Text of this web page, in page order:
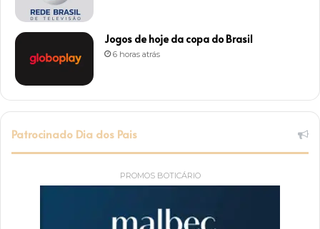
Jogos de hoje da copa do Brasil
6 horas atrás
Patrocinado Dia dos Pais
PROMOS BOTICÁRIO